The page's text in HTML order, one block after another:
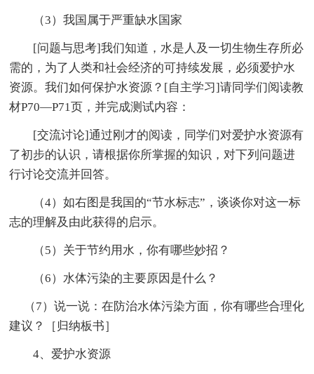
（3）我国属于严重缺水国家
[问题与思考]我们知道，水是人及一切生物生存所必
需的，为了人类和社会经济的可持续发展，必须爱护水
资源。我们如何保护水资源？[自主学习]请同学们阅读教
材P70—P71页，并完成测试内容：
[交流讨论]通过刚才的阅读，同学们对爱护水资源有
了初步的认识，请根据你所掌握的知识，对下列问题进
行讨论交流并回答。
（4）如右图是我国的“节水标志”，谈谈你对这一标
志的理解及由此获得的启示。
（5）关于节约用水，你有哪些妙招？
（6）水体污染的主要原因是什么？
（7）说一说：在防治水体污染方面，你有哪些合理化
建议？［归纳板书］
4、爱护水资源